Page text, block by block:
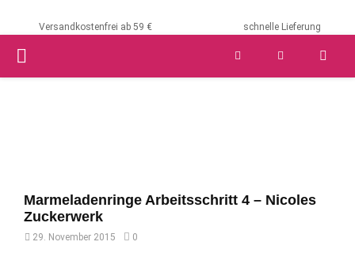
Versandkostenfrei ab 59 € schnelle Lieferung
PRIMARY
Marmeladenringe Arbeitsschritt 4 – Nicoles
Zuckerwerk
29. November 2015 0